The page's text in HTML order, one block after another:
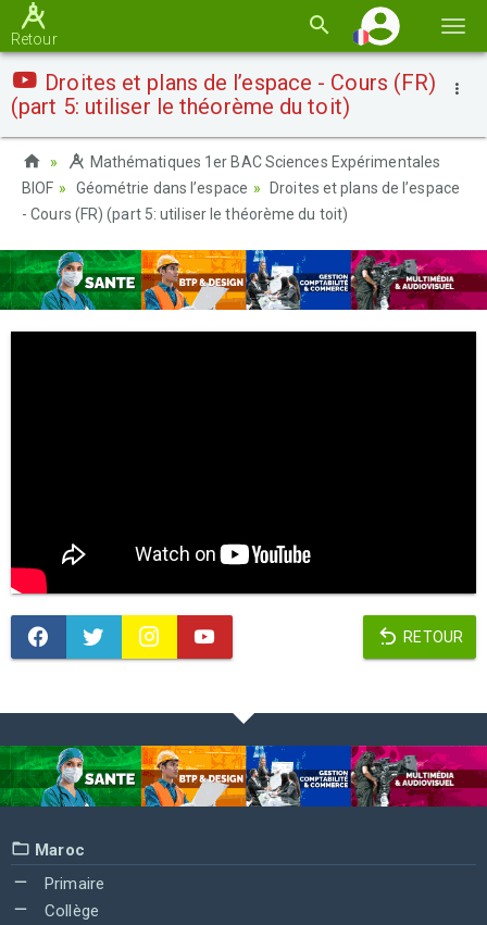
la
Retour
Droites et plans de l’espace - Cours (FR)
(part 5: utiliser le théorème du toit)
Mathématiques 1er BAC Sciences Expérimentales
BIOF
Géométrie dans l’espace
Droites et plans de l’espace
- Cours (FR) (part 5: utiliser le théorème du toit)
RETOUR
Maroc
Primaire
Collège